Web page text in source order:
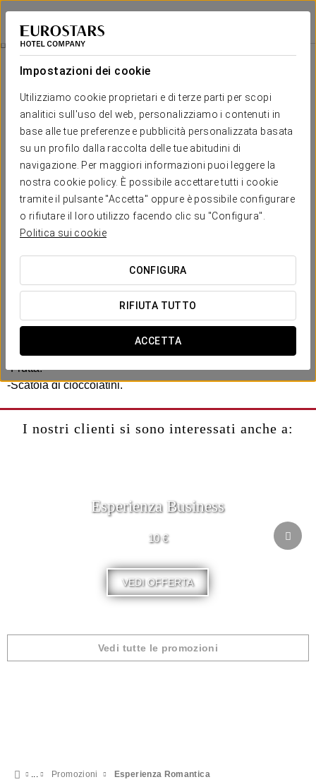
Impostazioni dei cookie
Utilizziamo cookie proprietari e di terze parti per scopi
analitici sull'uso del web, personalizziamo i contenuti in
base alle tue preferenze e pubblicità personalizzata basata
su un profilo dalla raccolta delle tue abitudini di
navigazione. Per maggiori informazioni puoi leggere la
nostra cookie policy. È possibile accettare tutti i cookie
tramite il pulsante "Accetta" oppure è possibile configurare
o rifiutare il loro utilizzo facendo clic su "Configura".
Politica sui cookie
CONFIGURA
RIFIUTA TUTTO
ACCETTA
Exe Coruña
A CORUÑA
Esperienza Romantica
25 €
Esperienza Romantica
Se stai preparando un viaggio di coppia e la tua prossima
destinazione è A Coruña, la nostra esperienza romantica è
tutto ciò di cui hai bisogno per rendere la tua visita
indimenticabile.
-Bottiglia di spumante in camera.
-Frutta.
-Scatola di cioccolatini.
I nostri clienti si sono interessati anche a:
Esperienza Business
10 €
VEDI OFFERTA
Vedi tutte le promozioni
Promozioni Esperienza Romantica